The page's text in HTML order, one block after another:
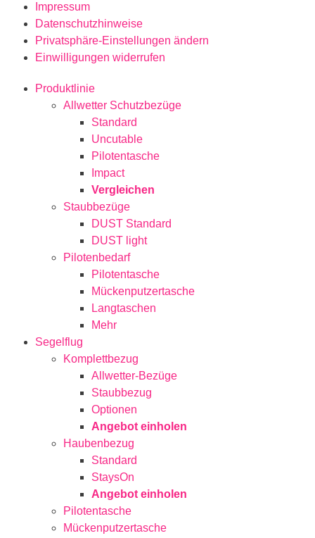
Impressum
Datenschutzhinweise
Privatsphäre-Einstellungen ändern
Einwilligungen widerrufen
Produktlinie
Allwetter Schutzbezüge
Standard
Uncutable
Pilotentasche
Impact
Vergleichen
Staubbezüge
DUST Standard
DUST light
Pilotenbedarf
Pilotentasche
Mückenputzertasche
Langtaschen
Mehr
Segelflug
Komplettbezug
Allwetter-Bezüge
Staubbezug
Optionen
Angebot einholen
Haubenbezug
Standard
StaysOn
Angebot einholen
Pilotentasche
Mückenputzertasche